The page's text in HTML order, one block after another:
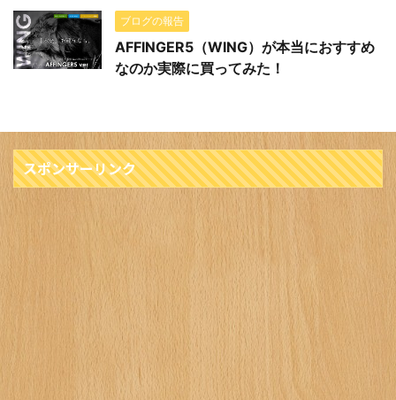
ブログの報告
AFFINGER5（WING）が本当におすすめ
なのか実際に買ってみた！
スポンサーリンク